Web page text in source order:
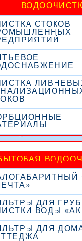
СТОКОВ
ДЛЯ
ВОДЫ
ДЛЯ